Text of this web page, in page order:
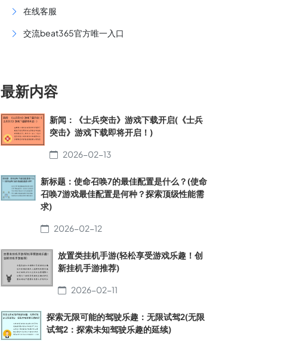
在线客服
交流beat365官方唯一入口
最新内容
新闻：《士兵突击》游戏下载开启(《士兵
突击》游戏下载即将开启！)
2026-02-13
新标题：使命召唤7的最佳配置是什么？(使命
召唤7游戏最佳配置是何种？探索顶级性能需
求)
2026-02-12
放置类挂机手游(轻松享受游戏乐趣！创
新挂机手游推荐)
2026-02-11
探索无限可能的驾驶乐趣：无限试驾2(无限
试驾2：探索未知驾驶乐趣的延续)